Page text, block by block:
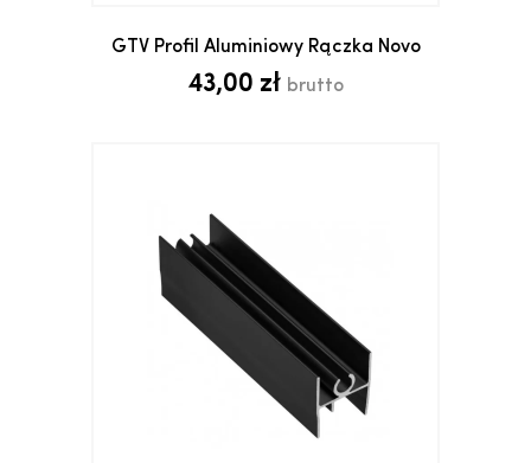
GTV Profil Aluminiowy Rączka Novo
43,00 zł brutto